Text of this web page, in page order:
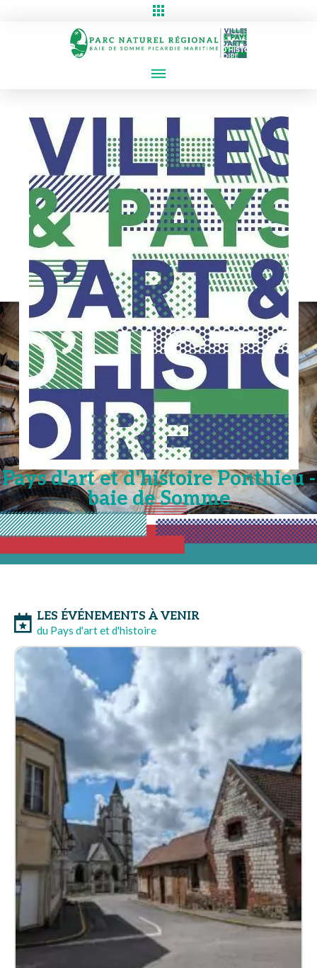
Pays d'art et d'histoire Ponthieu -
baie de Somme
LES ÉVÉNEMENTS À VENIR
du Pays d'art et d'histoire